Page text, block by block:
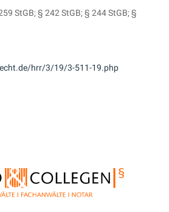
StGB; § 242 StGB; § 244 StGB; §
hrr/3/19/3-511-19.php